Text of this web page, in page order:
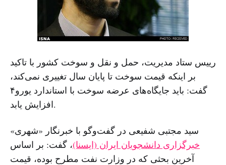
رییس ستاد مدیریت، حمل و نقل و سوخت کشور با تاکید
بر اینکه قیمت سوخت تا پایان سال تغییری نمی‌کند،
گفت: باید جایگاه‌های عرضه سوخت با استاندارد یورو۴
افزایش یابد.
سید مجتبی شفیعی در گفت‌وگو با خبرنگار «شهری»
خبرگزاری دانشجویان ایران (ایسنا)، گفت: بر اساس
آخرین بحثی که در وزارت نفت مطرح بوده، قیمت